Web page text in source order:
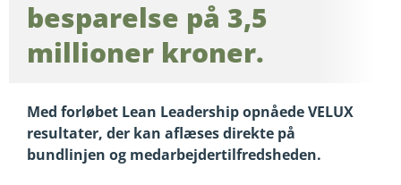
besparelse på 3,5
millioner kroner.
Med forløbet Lean Leadership opnåede VELUX
resultater, der kan aflæses direkte på
bundlinjen og medarbejdertilfredsheden.